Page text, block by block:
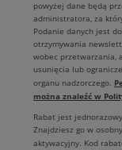
powyżej dane będą
administratora, za
Podanie danych jest
otrzymywania
wobec przetwarzania,
usunięcia lub
organu nadzorczego.
można znaleźć w
Rabat jest
Znajdziesz go w
aktywacyjny. Kod